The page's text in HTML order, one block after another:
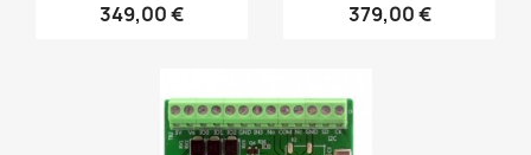
349,00 € 379,00 €